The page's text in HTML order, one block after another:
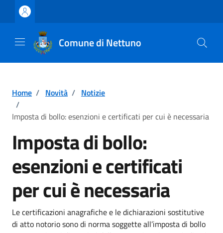
Vai ai contenuti
Vai al footer
Comune di Nettuno
Home / Novità / Notizie
/
Imposta di bollo: esenzioni e certificati per cui è necessaria
Imposta di bollo:
esenzioni e certificati
per cui è necessaria
Dettagli della notizia
Le certificazioni anagrafiche e le dichiarazioni sostitutive
di atto notorio sono di norma soggette all’imposta di bollo